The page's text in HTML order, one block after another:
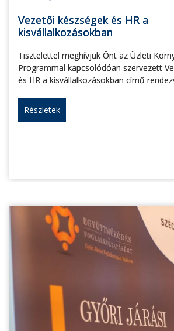
Vezetői készségek és HR a
kisvállalkozásokban
Tisztelettel meghívjuk Önt az Üzleti
Programmal kapcsolódóan szervezett
és HR a kisvállalkozásokban című
Részletek